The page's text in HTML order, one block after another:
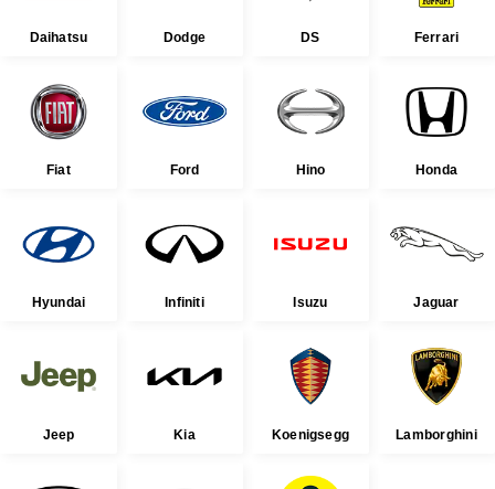
Daihatsu Dodge DS Ferrari
Fiat Ford Hino Honda
Hyundai Infiniti Isuzu Jaguar
Jeep Kia Koenigsegg Lamborghini